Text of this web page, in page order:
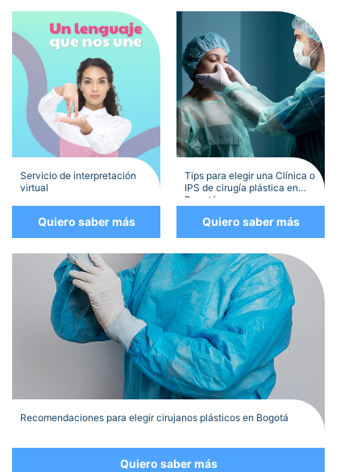
Servicio de interpretación
virtual
Quiero saber más
Tips para elegir una Clínica o
IPS de cirugía plástica en
Bogotá
Quiero saber más
Recomendaciones para elegir cirujanos plásticos en Bogotá
Quiero saber más